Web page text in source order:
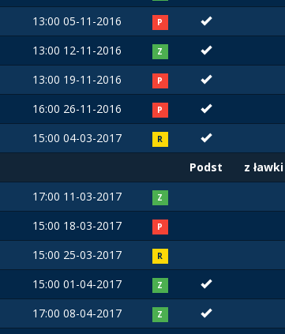
13:00 05-11-2016 P
13:00 12-11-2016 Z
13:00 19-11-2016 P
16:00 26-11-2016 P
15:00 04-03-2017 R
Podst z ławki
17:00 11-03-2017 Z
15:00 18-03-2017 P
15:00 25-03-2017 R
15:00 01-04-2017 Z
17:00 08-04-2017 Z